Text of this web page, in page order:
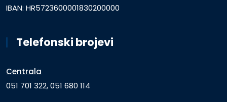
IBAN: HR5723600001830200000
Telefonski brojevi
Centrala
051 701 322, 051 680 114